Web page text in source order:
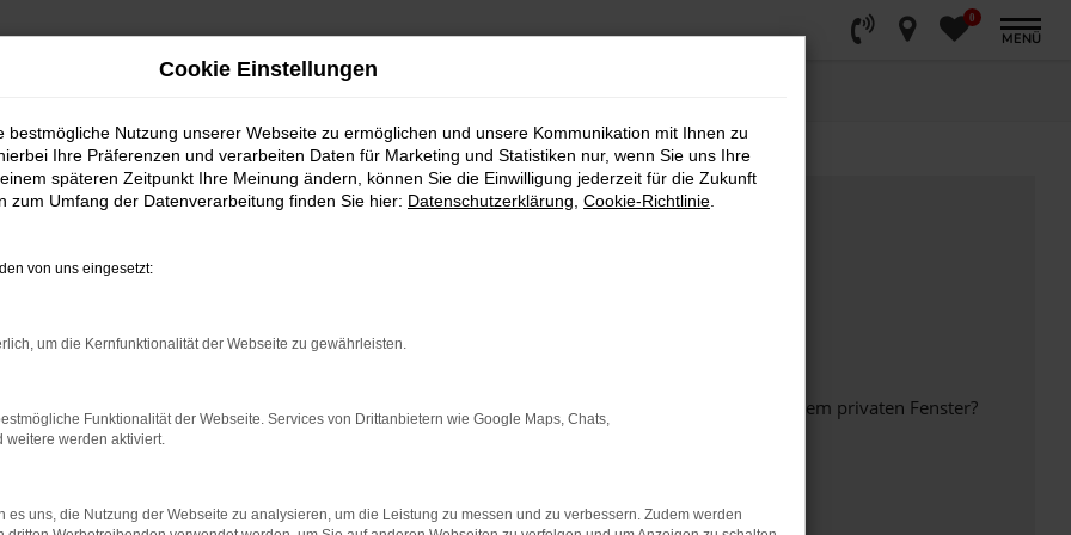
0
MENÜ
bestimmter Seiten verhindern. Funktioniert die Seite in einem anderen Browser oder in einem privaten Fenster?
beheben.
auf dem neuesten Stand sind.
kann auch dazu führen, dass bestimmte Funktionen nicht mehr unterstützt werden.
Cookie Einstellungen
bestmögliche Nutzung unserer Webseite zu ermöglichen und unsere Kommunikation mit Ihnen zu
Ihre Präferenzen und verarbeiten Daten für Marketing und Statistiken nur, wenn Sie uns Ihre
späteren Zeitpunkt Ihre Meinung ändern, können Sie die Einwilligung jederzeit für die Zukunft
zum Umfang der Datenverarbeitung finden Sie hier: Datenschutzerklärung Cookie-Richtlinie
von uns eingesetzt:
um die Kernfunktionalität der Webseite zu gewährleisten.
Funktionalität der Webseite. Services von Drittanbietern wie Google Maps, Chats,
weitere werden aktiviert.
es uns, die Nutzung der Webseite zu analysieren, um die Leistung zu messen und zu verbessern. Zudem werden